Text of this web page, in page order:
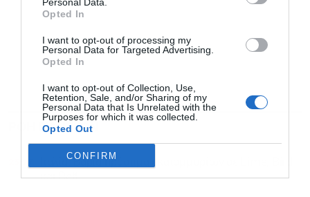
Opted In
I want to opt-out of processing my
Personal Data for Targeted Advertising.
Opted In
I want to opt-out of Collection, Use,
Retention, Sale, and/or Sharing of my
Personal Data that Is Unrelated with the
Purposes for which it was collected.
Opted Out
CONFIRM
ΡΟΗ ΕΙΔΗΣΕΩΝ
Ιταλία: Βαριά πρόστιμα εκατομμυρίων σε Lime, Bird
και Dott